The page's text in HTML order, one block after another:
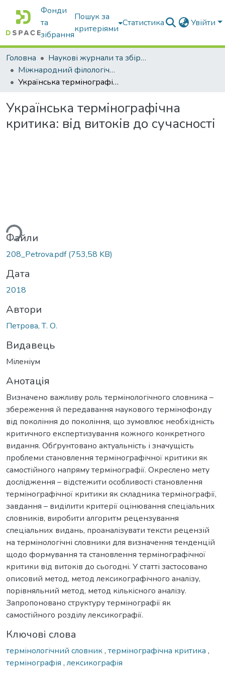
Фонди
та
зібрання
Пошук за
критеріями
Статистика Увійти
Головна
Наукові журнали та збірники видань
Міжнародний філологічний часопис
Українська термінографічна критика: від витоків до сучасності
Українська термінографічна
критика: від витоків до сучасності
Файли
208_Petrova.pdf(753,58 KB)
Дата
2018
Автори
Петрова, Т. О.
Видавець
Міленіум
Анотація
Визначено важливу роль термінологічного словника –
збереження й передавання наукового термінофонду
від покоління до покоління, що зумовлює необхідність
критичного експертизування кожного конкретного
видання. Обґрунтовано актуальність і значущість
проблеми становлення термінографічної критики як
самостійного напряму термінографії. Окреслено мету
дослідження – відстежити особливості становлення
термінографічної критики як складника термінографії,
завдання – виділити критерії оцінювання спеціальних
словників, виробити алгоритм рецензування
спеціальних видань, проаналізувати тексти рецензій
на термінологічні словники для визначення тенденцій
щодо формування та становлення термінографічної
критики від витоків до сьогодні. У статті застосовано
описовий метод, метод лексикографічного аналізу,
порівняльний метод, метод кількісного аналізу.
Запропоновано структуру термінографії як
самостійного розділу лексикографії.
Ключові слова
термінологічний словник, термінографічна критика ,
термінографія , лексикографія